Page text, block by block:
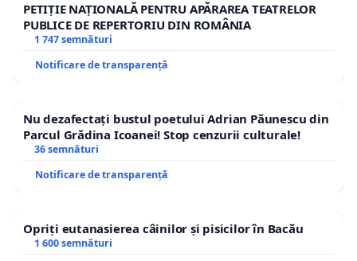
PETIȚIE NAȚIONALĂ PENTRU APĂRAREA TEATRELOR
PUBLICE DE REPERTORIU DIN ROMÂNIA
1 747 semnături
Notificare de transparență
Nu dezafectați bustul poetului Adrian Păunescu din
Parcul Grădina Icoanei! Stop cenzurii culturale!
36 semnături
Notificare de transparență
Opriți eutanasierea câinilor și pisicilor în Bacău
1 600 semnături